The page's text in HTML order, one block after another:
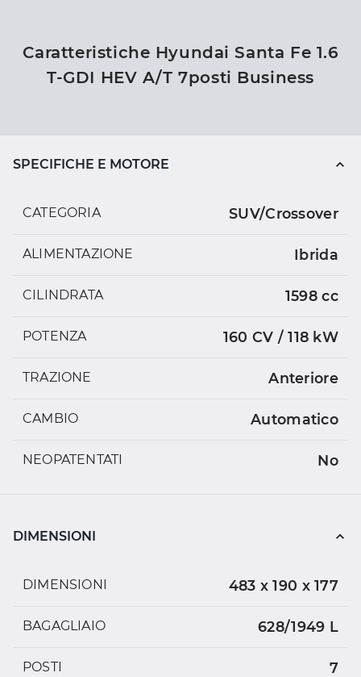
Caratteristiche Hyundai Santa Fe 1.6
T-GDI HEV A/T 7posti Business
SPECIFICHE E MOTORE
CATEGORIA SUV/Crossover
ALIMENTAZIONE Ibrida
CILINDRATA 1598 cc
POTENZA 160 CV / 118 kW
TRAZIONE Anteriore
CAMBIO Automatico
NEOPATENTATI No
DIMENSIONI
DIMENSIONI 483 x 190 x 177
BAGAGLIAIO 628/1949 L
POSTI 7